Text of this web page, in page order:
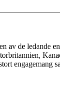
av de ledande